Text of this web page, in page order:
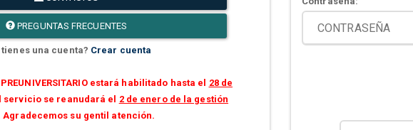
PREGUNTAS FRECUENTES
tienes una cuenta? Crear cuenta
estará habilitado hasta el 28 de
servicio se reanudará el 2 de enero de la gestión
Agradecemos su gentil atención.